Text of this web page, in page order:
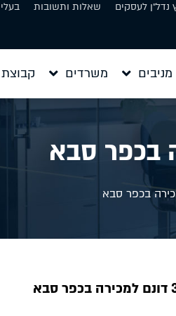
נדל״ן לעסקים שאלות ותשובות
משרדים